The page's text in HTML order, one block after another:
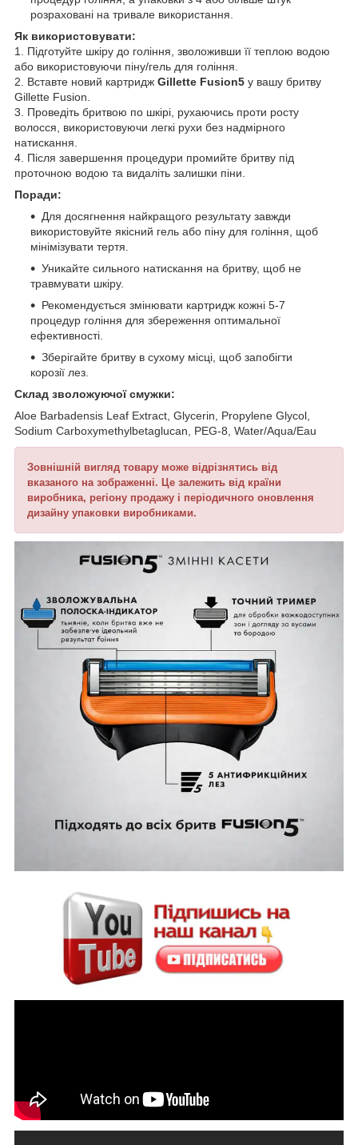
розраховані на тривале використання.
Як використовувати:
1. Підготуйте шкіру до гоління, зволоживши її теплою водою
або використовуючи піну/гель для гоління.
2. Вставте новий картридж Gillette Fusion5 у вашу бритву
Gillette Fusion.
3. Проведіть бритвою по шкірі, рухаючись проти росту
волосся, використовуючи легкі рухи без надмірного
натискання.
4. Після завершення процедури промийте бритву під
проточною водою та видаліть залишки піни.
Поради:
Для досягнення найкращого результату завжди
використовуйте якісний гель або піну для гоління, щоб
мінімізувати тертя.
Уникайте сильного натискання на бритву, щоб не
травмувати шкіру.
Рекомендується змінювати картридж кожні 5-7
процедур гоління для збереження оптимальної
ефективності.
Зберігайте бритву в сухому місці, щоб запобігти
корозії лез.
Склад зволожуючої смужки:
Aloe Barbadensis Leaf Extract, Glycerin, Propylene Glycol,
Sodium Carboxymethylbetaglucan, PEG-8, Water/Aqua/Eau
Зовнішній вигляд товару може відрізнятись від
вказаного на зображенні. Це залежить від країни
виробника, регіону продажу і періодичного оновлення
дизайну упаковки виробниками.